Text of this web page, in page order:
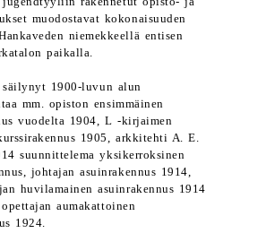
muodostavat kokonaisuuden
niemekkeellä entisen
paikalla.
1900-luvun alun
mm. opiston ensimmäinen
vuodelta 1904, L -kirjaimen
1905, arkkitehti A. E.
suunnittelema yksikerroksinen
johtajan asuinrakennus 1914,
huvilamainen asuinrakennus 1914
aumakattoinen
1924.